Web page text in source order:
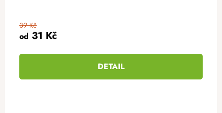
od 31 Kč
39 Kč
DETAIL